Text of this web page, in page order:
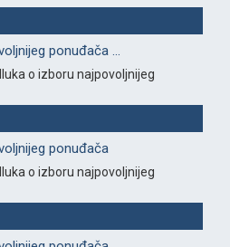
ponuđača ...
o izboru najpovoljnijeg
ponuđača
o izboru najpovoljnijeg